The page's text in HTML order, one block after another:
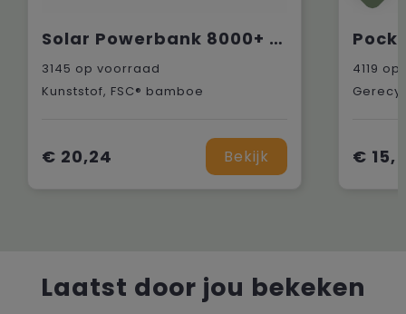
Solar Powerbank 8000+ Wireless Charger externe oplader
3145 op voorraad
Kunststof, FSC® bamboe
€ 20,24 Bekijk
4119 op
€
Laatst door jou bekeken